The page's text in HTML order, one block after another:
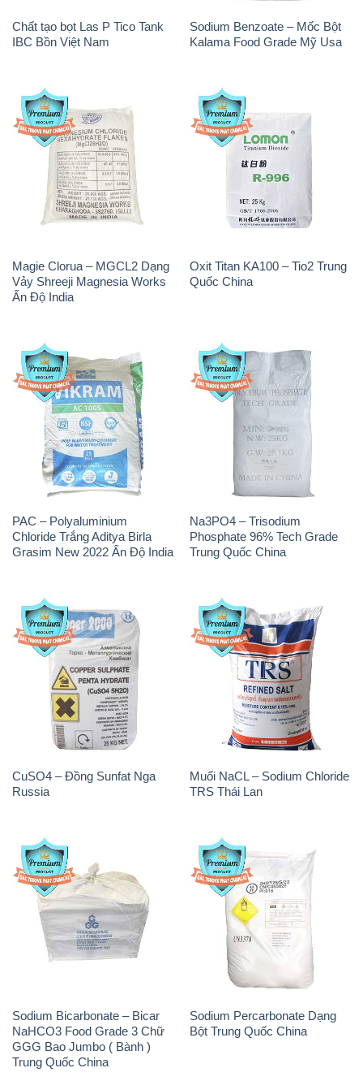
Chất tạo bọt Las P Tico Tank
IBC Bồn Việt Nam
Sodium Benzoate – Mốc Bột
Kalama Food Grade Mỹ Usa
Magie Clorua – MGCL2 Dạng
Vảy Shreeji Magnesia Works
Ấn Độ India
Oxit Titan KA100 – Tio2 Trung
Quốc China
PAC – Polyaluminium
Chloride Trắng Aditya Birla
Grasim New 2022 Ấn Độ India
Na3PO4 – Trisodium
Phosphate 96% Tech Grade
Trung Quốc China
CuSO4 – Đồng Sunfat Nga
Russia
Muối NaCL – Sodium Chloride
TRS Thái Lan
Sodium Bicarbonate – Bicar
NaHCO3 Food Grade 3 Chữ
GGG Bao Jumbo ( Bành )
Trung Quốc China
Sodium Percarbonate Dạng
Bột Trung Quốc China